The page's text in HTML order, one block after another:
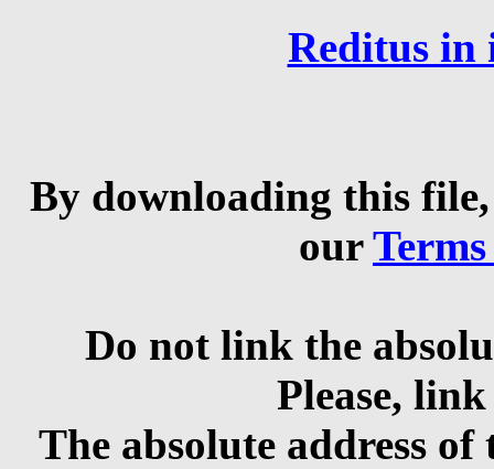
Reditus in
By downloading this
our
Do not link the
Please,
The absolute address